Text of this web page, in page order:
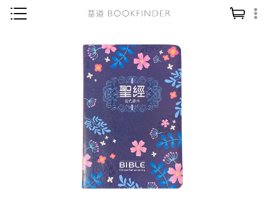
神學／教義
讀經／研經
信仰入門
教會歷史
靈修／禱告
信徒生活
教會事工